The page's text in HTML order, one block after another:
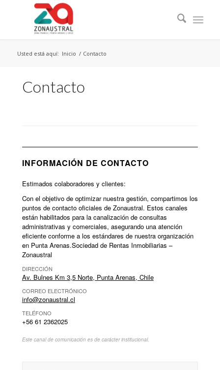
Usted está aquí: Inicio / Contacto
Contacto
INFORMACIÓN DE CONTACTO
Estimados colaboradores y clientes:
Con el objetivo de optimizar nuestra gestión, compartimos los
puntos de contacto oficiales de Zonaustral. Estos canales
están habilitados para la canalización de consultas
administrativas y comerciales, asegurando una atención
eficiente conforme a los estándares de nuestra organización
en Punta Arenas.Sociedad de Rentas Inmobiliarias –
Zonaustral
DIRECCIÓN
Av. Bulnes Km 3,5 Norte, Punta Arenas, Chile
CORREO ELECTRÓNICO
info@zonaustral.cl
TELÉFONO
+56 61 2362025
Este canal de comunicación es de carácter institucional.